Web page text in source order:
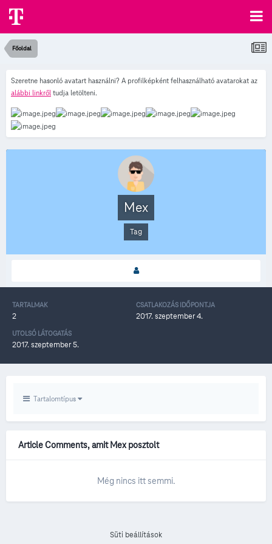
Főoldal
Szeretne hasonló avatart használni? A profilképként felhasználható avatarokat az
alábbi linkről tudja letölteni.
Mex
Tag
TARTALMAK
2
CSATLAKOZÁS IDŐPONTJA
2017. szeptember 4.
UTOLSÓ LÁTOGATÁS
2017. szeptember 5.
Tartalomtípus
Article Comments, amit Mex posztolt
Még nincs itt semmi.
Süti beállítások